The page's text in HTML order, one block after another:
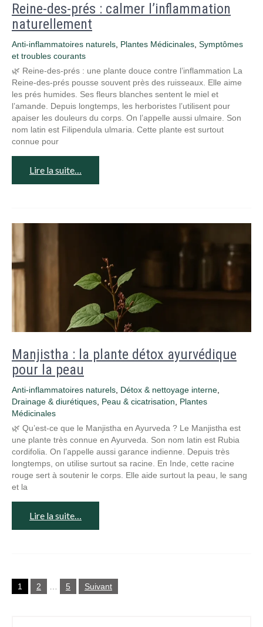
Reine-des-prés : calmer l’inflammation
naturellement
Anti-inflammatoires naturels Plantes Médicinales Symptômes
et troubles courants
🌿 Reine-des-prés : une plante douce contre l’inflammation La
Reine-des-prés pousse souvent près des ruisseaux. Elle aime
les prés humides. Ses fleurs blanches sentent le miel et
l’amande. Depuis longtemps, les herboristes l’utilisent pour
apaiser les douleurs du corps. On l’appelle aussi ulmaire. Son
nom latin est Filipendula ulmaria. Cette plante est surtout
connue pour
Lire la suite…
Manjistha : la plante détox ayurvédique
pour la peau
Anti-inflammatoires naturels Détox & nettoyage interne
Drainage & diurétiques Peau & cicatrisation
Plantes
Médicinales
🌿 Qu’est-ce que le Manjistha en Ayurveda ? Le Manjistha est
une plante très connue en Ayurveda. Son nom latin est Rubia
cordifolia. On l’appelle aussi garance indienne. Depuis très
longtemps, on utilise surtout sa racine. En Inde, cette racine
rouge sert à soutenir le corps. Elle aide surtout la peau, le sang
et la
Lire la suite…
Pagination
des
1 2 5 Suivant